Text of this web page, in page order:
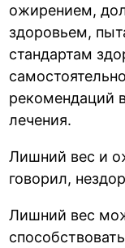
ожирением,
здоровьем,
стандартам
рекомендаций
лечения.
Лишний вес и
говорил,
Лишний вес